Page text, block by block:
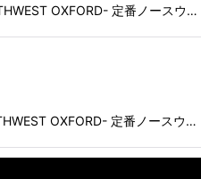
り込む
OXFORD- 定番ノースウ…
OXFORD- 定番ノースウ…